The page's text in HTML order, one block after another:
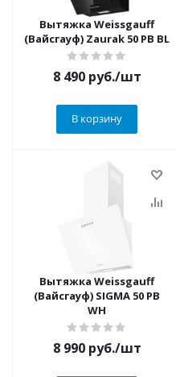
Вытяжка Weissgauff
(Вайсгауф) Zaurak 50 PB BL
8 490руб./шт
В корзину
Вытяжка Weissgauff
(Вайсгауф) SIGMA 50 PB
WH
8 990руб./шт